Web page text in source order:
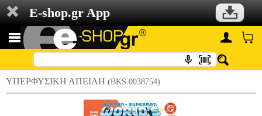
E-shop.gr App
ΥΠΕΡΦΥΣΙΚΗ ΑΠΕΙΛΗ (BKS.0038754)